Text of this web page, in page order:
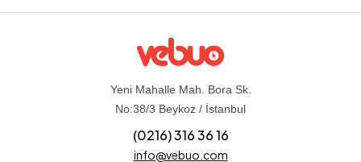
Yeni Mahalle Mah. Bora Sk.
No:38/3 Beykoz / İstanbul
(0216) 316 36 16
info@vebuo.com